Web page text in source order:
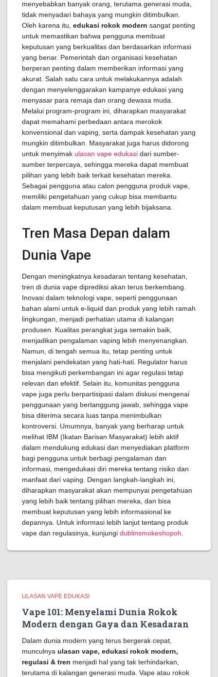
menyebabkan banyak orang, terutama generasi muda,
tidak menyadari bahaya yang mungkin ditimbulkan.
Oleh karena itu, edukasi rokok modern sangat penting
untuk memastikan bahwa pengguna membuat
keputusan yang berkualitas dan berdasarkan informasi
yang benar. Pemerintah dan organisasi kesehatan
berperan penting dalam memberikan informasi yang
akurat. Salah satu cara untuk melakukannya adalah
dengan menyelenggarakan kampanye edukasi yang
menyasar para remaja dan orang dewasa muda.
Melalui program-program ini, diharapkan masyarakat
dapat memahami perbedaan antara merokok
konvensional dan vaping, serta dampak kesehatan yang
mungkin ditimbulkan. Masyarakat juga harus didorong
untuk menyimak ulasan vape edukasi dari sumber-
sumber terpercaya, sehingga mereka dapat membuat
pilihan yang lebih baik terkait kesehatan mereka.
Sebagai pengguna atau calon pengguna produk vape,
memiliki pengetahuan yang cukup bisa membantu
dalam membuat keputusan yang lebih bijaksana.
Tren Masa Depan dalam
Dunia Vape
Dengan meningkatnya kesadaran tentang kesehatan,
tren di dunia vape diprediksi akan terus berkembang.
Inovasi dalam teknologi vape, seperti penggunaan
bahan alami untuk e-liquid dan produk yang lebih ramah
lingkungan, menjadi perhatian utama di kalangan
produsen. Kualitas perangkat juga semakin baik,
menjadikan pengalaman vaping lebih menyenangkan.
Namun, di tengah semua itu, tetap penting untuk
menjalani pendekatan yang hati-hati. Regulator harus
bisa mengikuti perkembangan ini agar regulasi tetap
relevan dan efektif. Selain itu, komunitas pengguna
vape juga perlu berpartisipasi dalam diskusi mengenai
penggunaan yang bertanggung jawab, sehingga vape
bisa diterima secara luas tanpa menimbulkan
kontroversi. Umumnya, banyak yang berharap untuk
melihat IBM (Ikatan Barisan Masyarakat) lebih aktif
dalam mendukung edukasi dan menyediakan platform
bagi pengguna untuk berbagi pengalaman dan
informasi, mengedukasi diri mereka tentang risiko dan
manfaat dari vaping. Dengan langkah-langkah ini,
diharapkan masyarakat akan mempunyai pengetahuan
yang lebih baik tentang pilihan mereka, dan bisa
membuat keputusan yang lebih informasional ke
depannya. Untuk informasi lebih lanjut tentang produk
vape dan regulasinya, kunjungi dublinsmokeshopoh
ULASAN VAPE EDUKASI
Vape 101: Menyelami Dunia Rokok
Modern dengan Gaya dan Kesadaran
Dalam dunia modern yang terus bergerak cepat,
munculnya ulasan vape, edukasi rokok modern,
regulasi & tren menjadi hal yang tak terhindarkan,
terutama di kalangan generasi muda. Vape atau rokok